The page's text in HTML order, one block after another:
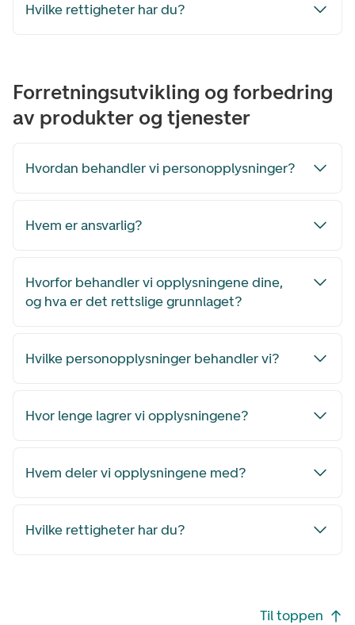
Hvilke rettigheter har du?
Forretningsutvikling og forbedring
av produkter og tjenester
Hvordan behandler vi personopplysninger?
Hvem er ansvarlig?
Hvorfor behandler vi opplysningene dine,
og hva er det rettslige grunnlaget?
Hvilke personopplysninger behandler vi?
Hvor lenge lagrer vi opplysningene?
Hvem deler vi opplysningene med?
Hvilke rettigheter har du?
Til toppen